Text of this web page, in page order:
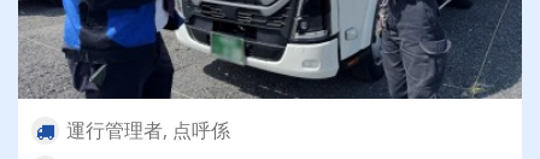
運行管理者, 点呼係